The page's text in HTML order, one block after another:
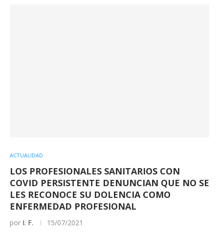
ACTUALIDAD
LOS PROFESIONALES SANITARIOS CON
COVID PERSISTENTE DENUNCIAN QUE NO SE
LES RECONOCE SU DOLENCIA COMO
ENFERMEDAD PROFESIONAL
por I. F. 15/07/2021